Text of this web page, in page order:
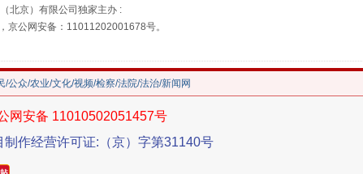
北京）有限公司独家主办 :
京公网安备：11011202001678号。
/公众/农业/文化/视频/检察/法院/法治/新闻网
网安备 11010502051457号
制作经营许可证:（京）字第31140号